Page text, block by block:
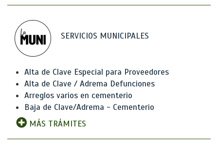
SERVICIOS MUNICIPALES
Alta de Clave Especial para Proveedores
Alta de Clave / Adrema Defunciones
Arreglos varios en cementerio
Baja de Clave/Adrema - Cementerio
MÁS TRÁMITES